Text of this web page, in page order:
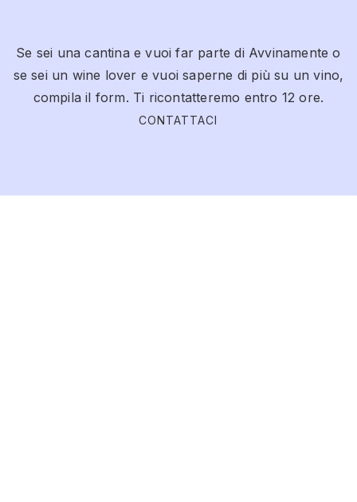
Se sei una cantina e vuoi far parte di Avvinamente o
se sei un wine lover e vuoi saperne di più su un vino,
compila il form. Ti ricontatteremo entro 12 ore.
CONTATTACI